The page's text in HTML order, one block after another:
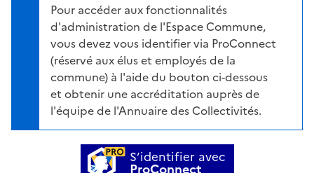
Pour accéder aux fonctionnalités
d'administration de l'Espace Commune,
vous devez vous identifier via ProConnect
(réservé aux élus et employés de la
commune) à l'aide du bouton ci-dessous
et obtenir une accréditation auprès de
l'équipe de l'Annuaire des Collectivités.
S’identifier avec
ProConnect